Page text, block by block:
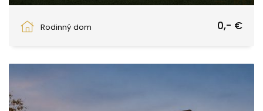
Rodinný dom
0,- €